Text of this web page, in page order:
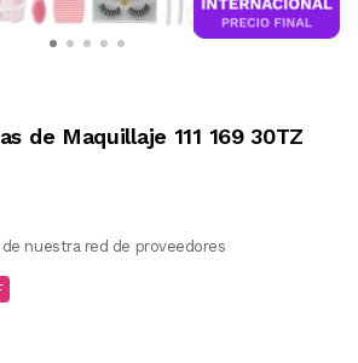
de Maquillaje 111 169 30TZ
nuestra red de proveedores